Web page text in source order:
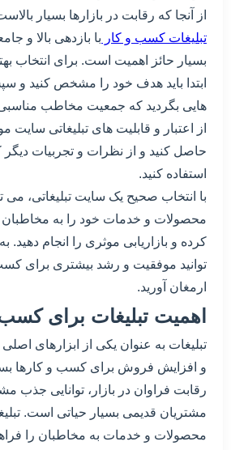
از آنجا که رقابت در بازارها بسیار
تبلیغات کسب و کار با بازدهی بالا و
بسیار حائز اهمیت است. برای انتخاب
ابتدا باید هدف خود را مشخص کنید و
هایی بگردید که جمعیت مخاطب مناسبی
از اعتبار و قابلیت های تبلیغاتی سایت
حاصل کنید و از نظرات و تجربیات دیگر
استفاده کنید.
با انتخاب صحیح یک سایت تبلیغاتی، می
محصولات و خدمات خود را به
کرده و بازاریابی موثری را انجام دهید.
توانید موفقیت و رشد بیشتری برای
ارمغان آورید.
اهمیت تبلیغات برای کسب
تبلیغات به عنوان یکی از ابزارهای
و افزایش فروش برای کسب و کارها
رقابت فراوان در بازار، توانایی جذب
مشتریان قدیمی بسیار حیاتی است.
محصولات و خدمات به مخاطبان را